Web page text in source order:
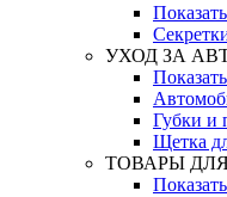
УХОД ЗА
Губки и
Щетка
ТОВАРЫ